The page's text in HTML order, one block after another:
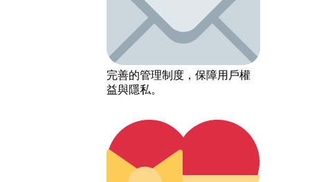
完善的管理制度，保障用戶權
益與隱私。